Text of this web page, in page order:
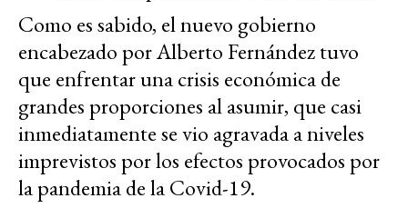
Como es sabido, el nuevo gobierno
encabezado por Alberto Fernández tuvo
que enfrentar una crisis económica de
grandes proporciones al asumir, que casi
inmediatamente se vio agravada a niveles
imprevistos por los efectos provocados por
la pandemia de la Covid-19.